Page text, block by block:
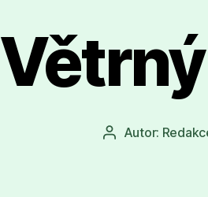
AutorAutor: